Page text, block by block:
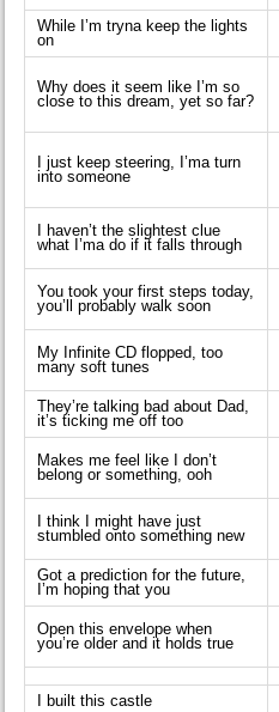
While I’m tryna keep the lights
on
Why does it seem like I’m so
close to this dream, yet so far?
I just keep steering, I’ma turn
into someone
I haven’t the slightest clue
what I’ma do if it falls through
You took your first steps today,
you’ll probably walk soon
My Infinite CD flopped, too
many soft tunes
They’re talking bad about Dad,
it’s ticking me off too
Makes me feel like I don’t
belong or something, ooh
I think I might have just
stumbled onto something new
Got a prediction for the future,
I’m hoping that you
Open this envelope when
you’re older and it holds true
I built this castle